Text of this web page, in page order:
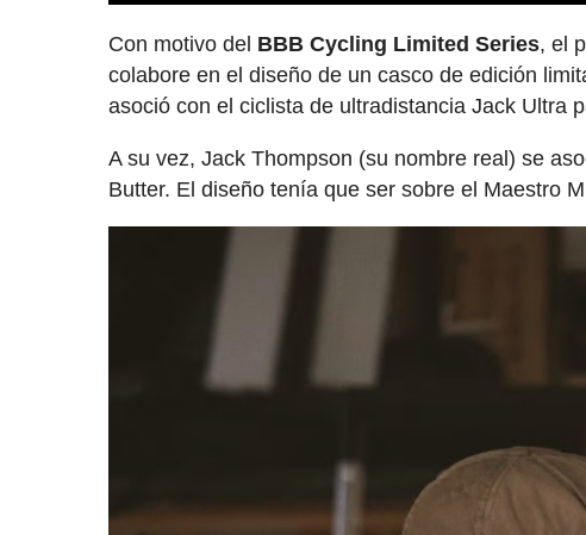
Con motivo del BBB Cycling Limited Series, el
colabore en el diseño de un casco de edición
asoció con el ciclista de ultradistancia Jack Ultra
A su vez, Jack Thompson (su nombre real) se
Butter. El diseño tenía que ser sobre el Maestro